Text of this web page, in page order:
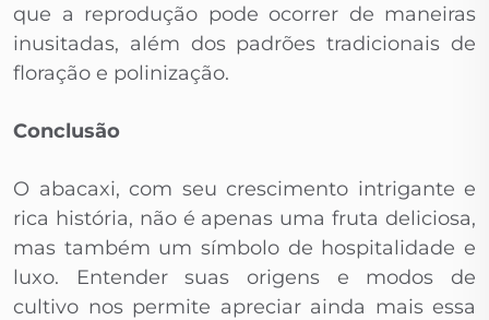
que a reprodução pode ocorrer de maneiras
inusitadas, além dos padrões tradicionais de
floração e polinização.
Conclusão
O abacaxi, com seu crescimento intrigante e
rica história, não é apenas uma fruta deliciosa,
mas também um símbolo de hospitalidade e
luxo. Entender suas origens e modos de
cultivo nos permite apreciar ainda mais essa